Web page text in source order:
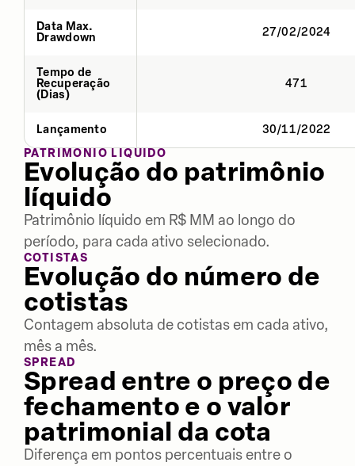
Data Max.
Drawdown
27/02/2024
Tempo de
Recuperação
(Dias)
471
Lançamento
30/11/2022
PATRIMÔNIO LÍQUIDO
Evolução do patrimônio
líquido
Patrimônio líquido em R$ MM ao longo do
período, para cada ativo selecionado.
COTISTAS
Evolução do número de
cotistas
Contagem absoluta de cotistas em cada ativo,
mês a mês.
SPREAD
Spread entre o preço de
fechamento e o valor
patrimonial da cota
Diferença em pontos percentuais entre o